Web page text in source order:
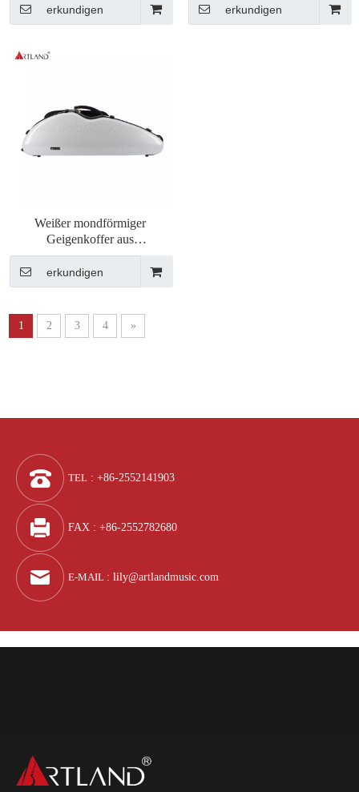
erkundigen
(SVC005P) Großhandel
erkundigen
Weißer mondförmiger
Geigenkoffer aus
Kohlefaserverbundwerkstoff
mit Büchertasche (SVC204P)
erkundigen
1 2 3 4 »
TEL : +86-2552141903
FAX : +86-2552782680
E-MAIL : lily@artlandmusic.com